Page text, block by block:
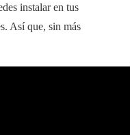
instalar en tus
Así que, sin más